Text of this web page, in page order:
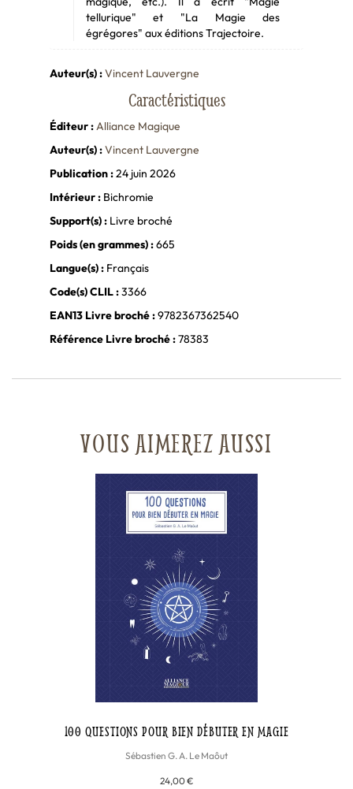
tellurique" et "La Magie des
égrégores" aux éditions Trajectoire.
Auteur(s) :Vincent Lauvergne
Caractéristiques
Éditeur :Alliance Magique
Auteur(s) :Vincent Lauvergne
Publication :24 juin 2026
Intérieur :Bichromie
Support(s) :Livre broché
Poids (en grammes) :665
Langue(s) :Français
Code(s) CLIL :3366
EAN13 Livre broché :9782367362540
Référence Livre broché :78383
VOUS AIMEREZ AUSSI
100 QUESTIONS POUR BIEN DÉBUTER EN MAGIE
Sébastien G. A. Le Maôut
24,00 €